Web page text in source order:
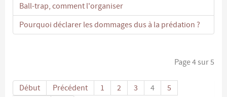
Ball-trap, comment l'organiser
Pourquoi déclarer les dommages dus à la prédation ?
Page 4 sur 5
Début Précédent 1 2 3 4
5